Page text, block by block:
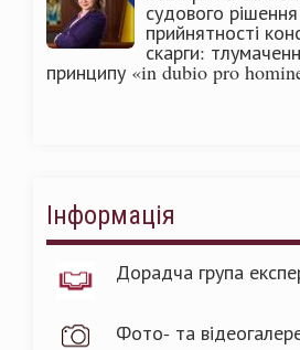
судового
прийнятності
скарги:
принципу «in dubio pro
Інформація
Дорадча група
Фото- та